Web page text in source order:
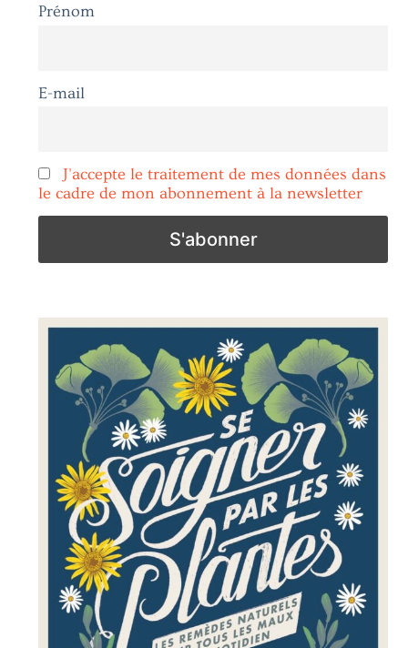
Prénom
E-mail
J'accepte le traitement de mes données dans
le cadre de mon abonnement à la newsletter